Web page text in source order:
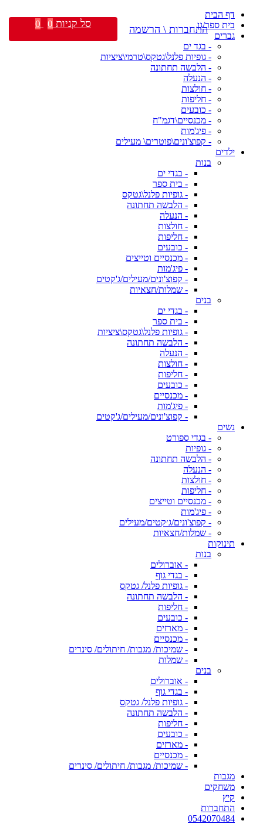
דף הבית
בית ספר/גן
גברים
- בגד ים
- גופיות פלנל\גטקס\טרמי\ציציות
- הלבשה תחתונה
- הנעלה
- חולצות
- חליפות
- כובעים
- מכנסיים\דגמ"ח
- פיג'מות
- קפוצ'ונים\פוטרים\ מעילים
ילדים
בנות
- בגדי ים
- בית ספר
- גופיות פלנל\גטקס
- הלבשה תחתונה
- הנעלה
- חולצות
- חליפות
- כובעים
- מכנסיים וטייצים
- פיג'מות
- קפוצ'ונים/מעילים/ג'קטים
- שמלות/חצאיות
בנים
- בגדי ים
- בית ספר
- גופיות פלנל\גטקס\ציציות
- הלבשה תחתונה
- הנעלה
- חולצות
- חליפות
- כובעים
- מכנסיים
- פיג'מות
- קפוצ'ונים/מעילים/ג'קטים
נשים
- בגדי ספורט
- גופיות
- הלבשה תחתונה
- הנעלה
- חולצות
- חליפות
- מכנסיים וטייצים
- פיג'מות
- קפוצ'ונים/ג׳קטים/מעילים
- שמלות/חצאיות
תינוקות
בנות
- אוברולים
- בגדי גוף
- גופיות פלנל/ גטקס
- הלבשה תחתונה
- חליפות
- כובעים
- מארזים
- מכנסיים
- שמיכות/ מגבות/ חיתולים/ סינרים
- שמלות
בנים
- אוברולים
- בגדי גוף
- גופיות פלנל/ גטקס
- הלבשה תחתונה
- חליפות
- כובעים
- מארזים
- מכנסיים
- שמיכות/ מגבות/ חיתולים/ סינרים
מגבות
משחקים
קיץ
התחברות
0542070484
התחברות \ הרשמה סל קניות 0
0